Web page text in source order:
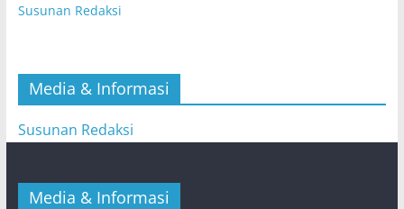
Susunan Redaksi
Media & Informasi
Susunan Redaksi
Media & Informasi